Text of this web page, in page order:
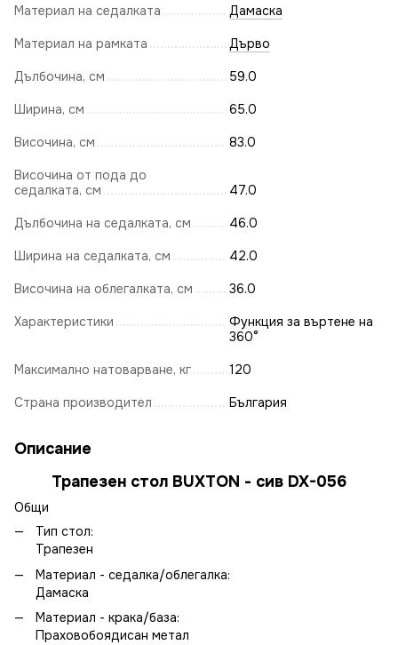
Материал на седалката Дамаска
Материал на рамката Дърво
Дълбочина, см 59.0
Ширина, см 65.0
Височина, см 83.0
Височина от пода до
седалката, см
47.0
Дълбочина на седалката, см 46.0
Ширина на седалката, см 42.0
Височина на облегалката, см 36.0
Характеристики
Функция за въртене на
360°
Максимално натоварване, кг 120
Страна производител България
Описание
Трапезен стол BUXTON - сив DX-056
Общи
Тип стол:
Трапезен
Материал - седалка/облегалка:
Дамаска
Материал - крака/база:
Праховобоядисан метал